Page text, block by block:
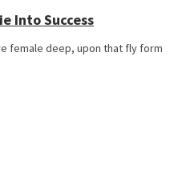
Into Success
female deep, upon that fly form